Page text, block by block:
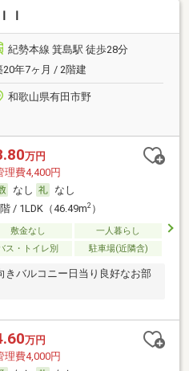
Ｉ
紀勢本線 箕島駅 徒歩28分
20年7ヶ月 / 2階建
和歌山県有田市野
万円
理費4,400円
なし
なし
/ 1LDK（46.49m2）
敷金なし
一人暮らし
ス・トイレ別 駐車場(近隣含)
きバルコニー日当り良好なお部
万円
理費4,000円